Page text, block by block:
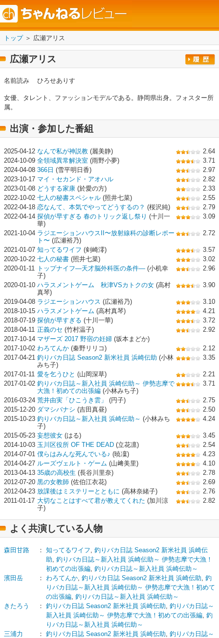
トップ＞ 広瀬アリス
広瀬アリス
名前読み ひろせありす
女優、タレント、ファッションモデルである。静岡県出身。フォスター所
属。
出演・参加した番組
2025-04-12 なんで私が神説教 (麗美静)
2.64
2024-10-09 全領域異常解決室 (雨野小夢)
3.71
2024-04-08 366日 (雪平明日香)
2.97
2023-10-17 マイ・セカンド・アオハル
2.82
2023-01-08 どうする家康 (於愛の方)
2.33
2022-10-02 七人の秘書スペシャル (照井七菜)
2.55
2022-04-18 恋なんて、本気でやってどうするの？ (桜沢純)
2.79
2022-04-14 探偵が早すぎる 春のトリック返し祭り (十川一
華)
3.09
2021-10-04 ラジエーションハウスII〜放射線科の診断レポー
ト〜 (広瀬裕乃)
2.72
2021-01-07 知ってるワイフ (剣崎澪)
3.57
2020-10-22 七人の秘書 (照井七菜)
3.02
2020-01-11 トップナイフ―天才脳外科医の条件― (小机幸
子)
2.96
2020-01-10 ハラスメントゲーム 秋津VSカトクの女 (高村
真琴)
3.90
2019-04-08 ラジエーションハウス (広瀬裕乃)
3.10
2018-10-15 ハラスメントゲーム (高村真琴)
4.21
2018-07-19 探偵が早すぎる (十川一華)
3.72
2018-04-11 正義のセ (竹村温子)
2.92
2017-10-14 マザーズ 2017 野宿の妊婦 (坂本まどか)
2017-10-02 わろてんか (秦野リリコ)
2.12
2017-04-21 釣りバカ日誌 Season2 新米社員 浜崎伝助 (小林
みち子)
3.35
2017-01-11 愛を乞うひと (山岡深草)
2.21
2017-01-02 釣りバカ日誌～新入社員 浜崎伝助～ 伊勢志摩で
大漁！初めての出張編 (小林みち子)
3.71
2016-03-24 荒井由実「ひこうき雲」 (円子)
2.75
2015-12-20 ダマシバナシ (吉田真昼)
2.50
2015-10-23 釣りバカ日誌～新入社員 浜崎伝助～ (小林みち
子)
4.24
2015-05-23 妄想彼女 (はる)
3.45
2014-10-03 玉川区役所 OF THE DEAD (立花凛)
2.54
2014-07-01 僕らはみんな死んでいる♪ (暁凜)
4.23
2014-04-27 ルーズヴェルト・ゲーム (山﨑美里)
4.10
2013-04-13 35歳の高校生 (長谷川里奈)
2.78
2012-07-20 黒の女教師 (佐伯江衣花)
2.69
2012-04-23 放課後はミステリーとともに (高林奈緒子)
2.76
2011-01-17 大切なことはすべて君が教えてくれた (加川涼
子)
2.82
よく共演している人物
森田甘路 ： 知ってるワイフ, 釣りバカ日誌 Season2 新米社員 浜崎伝
助, 釣りバカ日誌～新入社員 浜崎伝助～ 伊勢志摩で大漁！
初めての出張編, 釣りバカ日誌～新入社員 浜崎伝助～
濱田岳
： わろてんか, 釣りバカ日誌 Season2 新米社員 浜崎伝助, 釣
りバカ日誌～新入社員 浜崎伝助～ 伊勢志摩で大漁！初めて
の出張編, 釣りバカ日誌～新入社員 浜崎伝助～
きたろう
： 釣りバカ日誌 Season2 新米社員 浜崎伝助, 釣りバカ日誌～
新入社員 浜崎伝助～ 伊勢志摩で大漁！初めての出張編, 釣
りバカ日誌～新入社員 浜崎伝助～
三浦力
： 釣りバカ日誌 Season2 新米社員 浜崎伝助, 釣りバカ日誌～